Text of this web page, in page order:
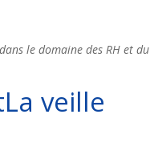
le domaine des RH et du
La veille